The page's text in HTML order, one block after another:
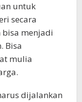
untuk
secara
menjadi
Bisa
mulia
dijalankan